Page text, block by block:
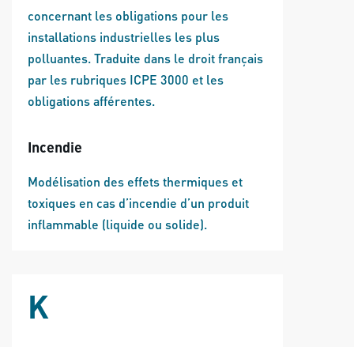
concernant les obligations pour les
installations industrielles les plus
polluantes. Traduite dans le droit français
par les rubriques ICPE 3000 et les
obligations afférentes.
Incendie
Modélisation des effets thermiques et
toxiques en cas d’incendie d’un produit
inflammable (liquide ou solide).
K